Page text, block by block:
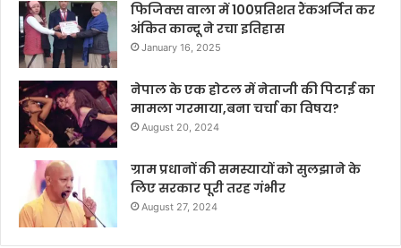
फिजिक्स वाला में 100प्रतिशत रैंकअर्जित कर
अंकित कान्दू ने रचा इतिहास
January 16, 2025
नेपाल के एक होटल में नेताजी की पिटाई का
मामला गरमाया,बना चर्चा का विषय?
August 20, 2024
ग्राम प्रधानों की समस्यायों को सुलझाने के
लिए सरकार पूरी तरह गंभीर
August 27, 2024